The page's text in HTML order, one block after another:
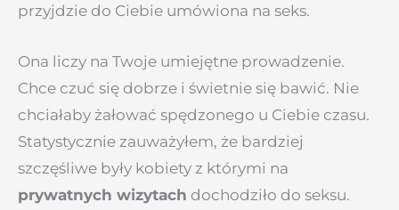
przyjdzie do Ciebie umówiona na seks.
Ona liczy na Twoje umiejętne prowadzenie.
Chce czuć się dobrze i świetnie się bawić. Nie
chciałaby żałować spędzonego u Ciebie czasu.
Statystycznie zauważyłem, że bardziej
szczęśliwe były kobiety z którymi na
prywatnych wizytach dochodziło do seksu.